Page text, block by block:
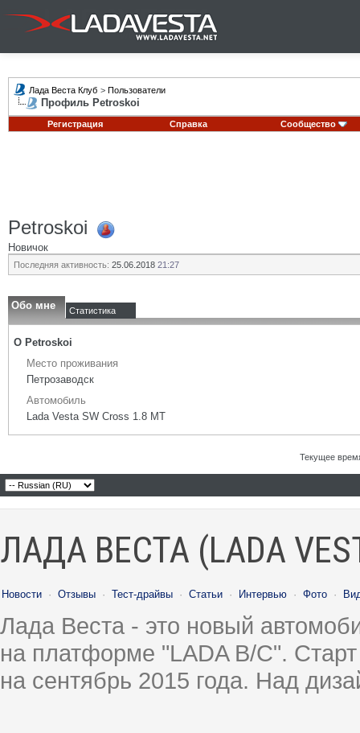
Лада Веста Клуб > Пользователи
Профиль Petroskoi
Регистрация Справка Сообщество
Petroskoi
Новичок
Последняя активность: 25.06.2018 21:27
Обо мне Статистика
О Petroskoi
Место проживания
Петрозаводск
Автомобиль
Lada Vesta SW Cross 1.8 МТ
Текущее
ЛАДА ВЕСТА (LADA
Новости · Отзывы · Тест-драйвы · Статьи · Интервью · Фото ·
Лада Веста - это новый
на платформе "LADA B/C".
на сентябрь 2015 года. Над